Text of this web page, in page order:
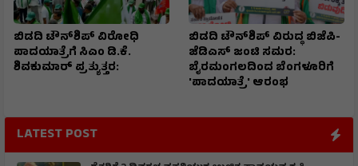
ಬಿಡದಿ ಟೌನ್‌ಶಿಪ್ ವಿರೋಧಿ
ಪಾದಯಾತ್ರೆಗೆ ಸಿಎಂ ಡಿ.ಕೆ.
ಶಿವಕುಮಾರ್ ಪ್ರತ್ಯುತ್ತರ:
ಬಿಡದಿ ಟೌನ್‌ಶಿಪ್ ವಿರುದ್ಧ ಬಿಜೆಪಿ-
ಜೆಡಿಎಸ್ ಜಂಟಿ ಸಮರ:
ಬೈರಮಂಗಲದಿಂದ ಬೆಂಗಳೂರಿಗೆ
'ಪಾದಯಾತ್ರೆ' ಆರಂಭ
LATEST POST